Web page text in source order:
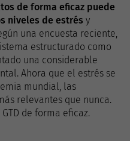
de forma eficaz puede
niveles de estrés y
una encuesta reciente,
estructurado como
una considerable
Ahora que el estrés se
mundial, las
relevantes que nunca.
de forma eficaz.